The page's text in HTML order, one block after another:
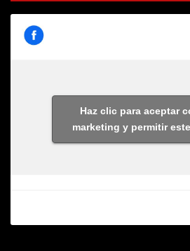
Haz clic para aceptar
marketing y permitir